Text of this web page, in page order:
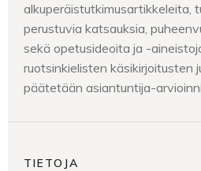
alkuperäistutkimusartikkeleita,
perustuvia katsauksia,
sekä opetusideoita ja -
ruotsinkielisten käsikirjoitusten
päätetään asiantuntija-
TIETOJA